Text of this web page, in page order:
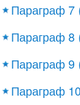
Параграф 7
Параграф 8
Параграф 9
Параграф